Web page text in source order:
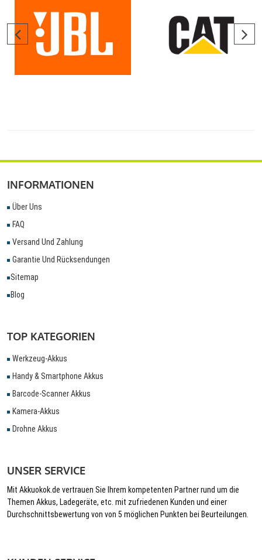
INFORMATIONEN
Über Uns
FAQ
Versand Und Zahlung
Garantie Und Rücksendungen
Sitemap
Blog
TOP KATEGORIEN
Werkzeug-Akkus
Handy & Smartphone Akkus
Barcode-Scanner Akkus
Kamera-Akkus
Drohne Akkus
UNSER SERVICE
Mit Akkuokok.de vertrauen Sie Ihrem kompetenten Partner rund um die
Themen Akkus, Ladegeräte, etc. mit zufriedenen Kunden und einer
Durchschnittsbewertung von von 5 möglichen Punkten bei Beurteilungen.